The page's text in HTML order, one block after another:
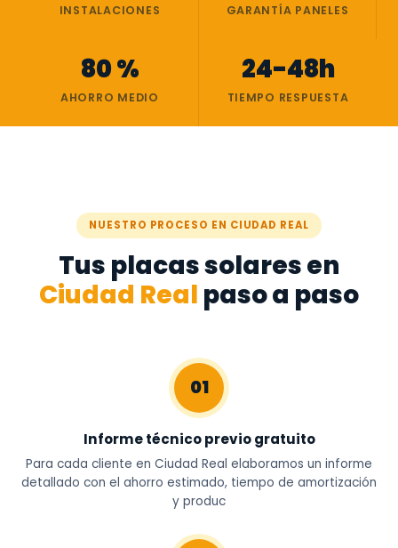
INSTALACIONES GARANTÍA PANELES
80 %
AHORRO MEDIO
24-48h
TIEMPO RESPUESTA
NUESTRO PROCESO EN CIUDAD REAL
Tus placas solares en
Ciudad Real paso a paso
01
Informe técnico previo gratuito
Para cada cliente en Ciudad Real elaboramos un informe
detallado con el ahorro estimado, tiempo de amortización
y produc